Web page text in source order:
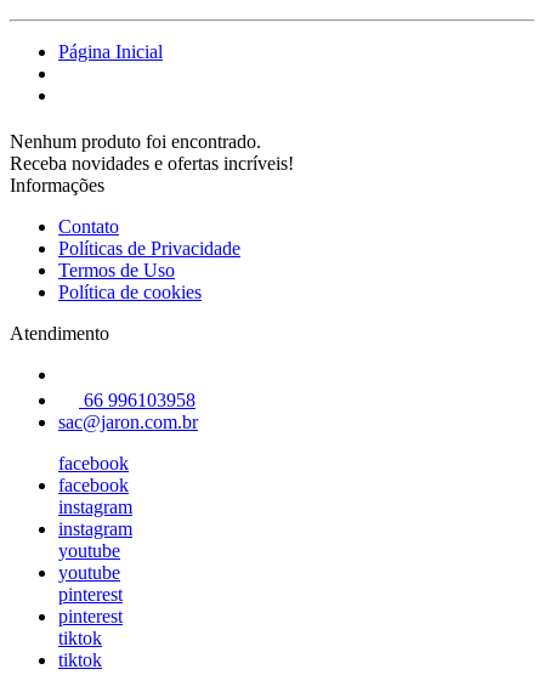
Página Inicial
Nenhum produto foi encontrado.
Receba novidades e ofertas incríveis!
Informações
Contato
Políticas de Privacidade
Termos de Uso
Política de cookies
Atendimento
66 996103958
sac@jaron.com.br
facebook
facebook
instagram
instagram
youtube
youtube
pinterest
pinterest
tiktok
tiktok